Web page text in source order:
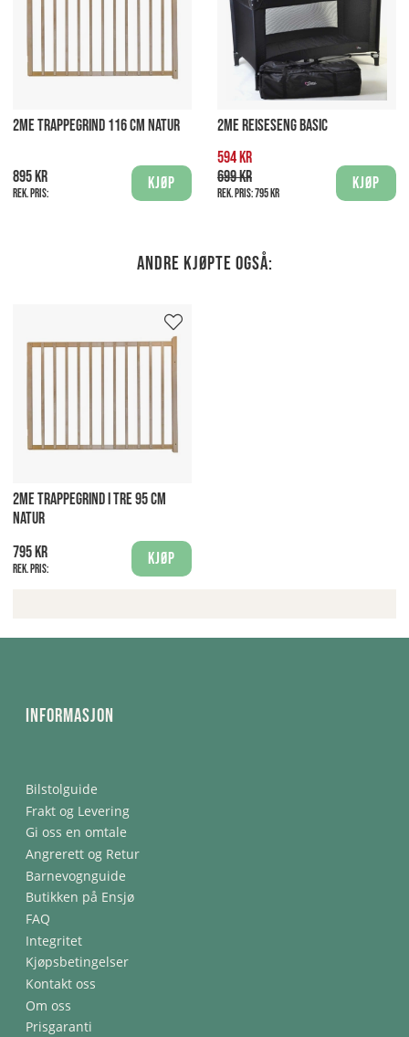
2ME TRAPPEGRIND 116 CM NATUR
895 kr
Rek. pris:
Kjøp
2ME REISESENG BASIC
594 kr
699 kr
Rek. pris:795 kr
Kjøp
Andre kjøpte også:
2ME TRAPPEGRIND I TRE 95 CM
NATUR
795 kr
Rek. pris:
Kjøp
Informasjon
Bilstolguide
Frakt og Levering
Gi oss en omtale
Angrerett og Retur
Barnevognguide
Butikken på Ensjø
FAQ
Integritet
Kjøpsbetingelser
Kontakt oss
Om oss
Prisgaranti